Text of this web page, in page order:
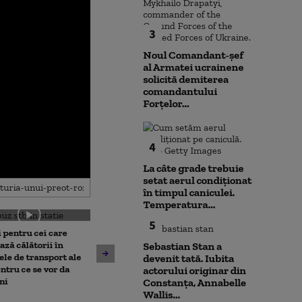
pentru cei care
călătorii în
de transport ale
ce se vor da
Un asistent medical din SUA
pune la pământ un pacient
violent. Ce nu a știut
bărbatul agresiv atunci când
migranții
3
Noul Comandant-șef
al Armatei ucrainene
solicită demiterea
comandantului
Forțelor...
4
La câte grade trebuie
setat aerul condiționat
în timpul caniculei.
Temperatura...
5
Sebastian Stan a
devenit tată. Iubita
actorului originar din
Constanța, Annabelle
Wallis...